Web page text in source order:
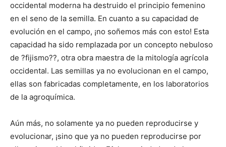
occidental moderna ha destruido el principio femenino
en el seno de la semilla. En cuanto a su capacidad de
evolución en el campo, ¡no soñemos más con esto! Esta
capacidad ha sido remplazada por un concepto nebuloso
de ?fijismo??, otra obra maestra de la mitología agrícola
occidental. Las semillas ya no evolucionan en el campo,
ellas son fabricadas completamente, en los laboratorios
de la agroquímica.
Aún más, no solamente ya no pueden reproducirse y
evolucionar, ¡sino que ya no pueden reproducirse por